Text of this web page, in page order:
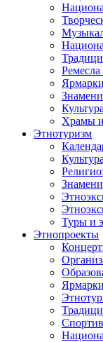
Храмы
Этнотуризм
Туры и
Этнопроекты